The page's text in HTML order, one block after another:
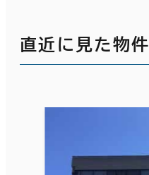
直近に見た物件